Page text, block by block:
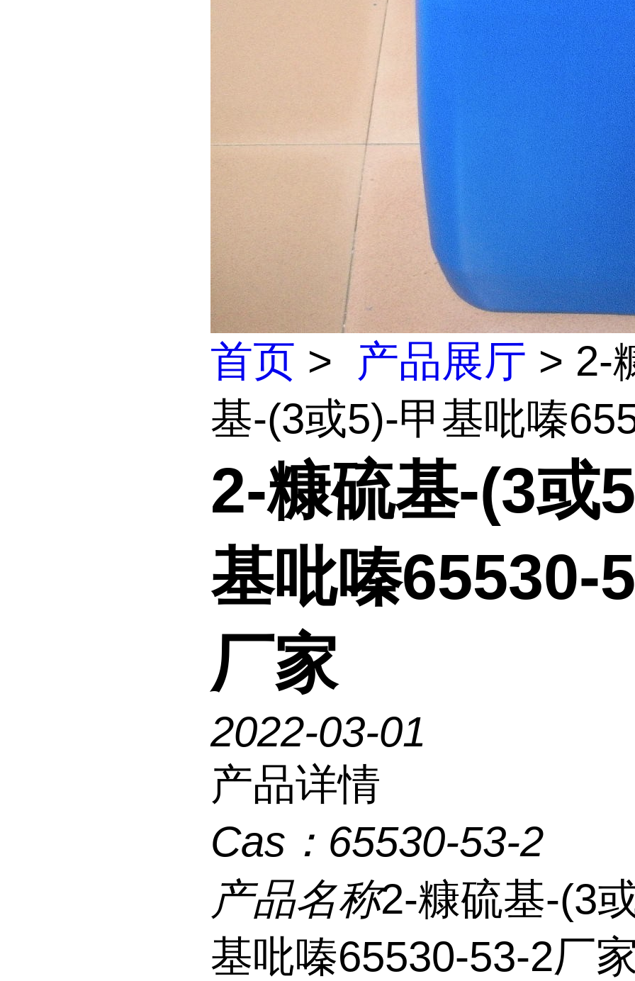
首页 > 产品展厅 > 2-
基-(3或5)-甲基吡嗪
2-糠硫基-(3或
基吡嗪65530-
厂家
2022-03-01
产品详情
Cas： 65530-53-2
产品名称2-糠硫基-(3
基吡嗪65530-53-2厂